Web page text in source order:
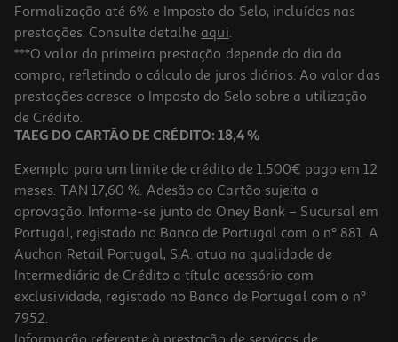
Colormania Livro De Atividades Azul Escuro
8.99 €/un
9,99 € PVP de editor
8,99 €
-15%
Formalização até 6% e Imposto do Selo, incluídos nas
prestações. Consulte detalhe aqui.
***O valor da primeira prestação depende do dia da
compra, refletindo o cálculo de juros diários. Ao valor das
prestações acresce o Imposto do Selo sobre a utilização
de Crédito.
TAEG DO CARTÃO DE CRÉDITO: 18,4 %
Exemplo para um limite de crédito de 1.500€ pago em 12
meses. TAN 17,60 %. Adesão ao Cartão sujeita a
aprovação. Informe-se junto do Oney Bank – Sucursal em
Portugal, registado no Banco de Portugal com o nº 881. A
Auchan Retail Portugal, S.A. atua na qualidade de
Intermediário de Crédito a título acessório com
exclusividade, registado no Banco de Portugal com o nº
7952.